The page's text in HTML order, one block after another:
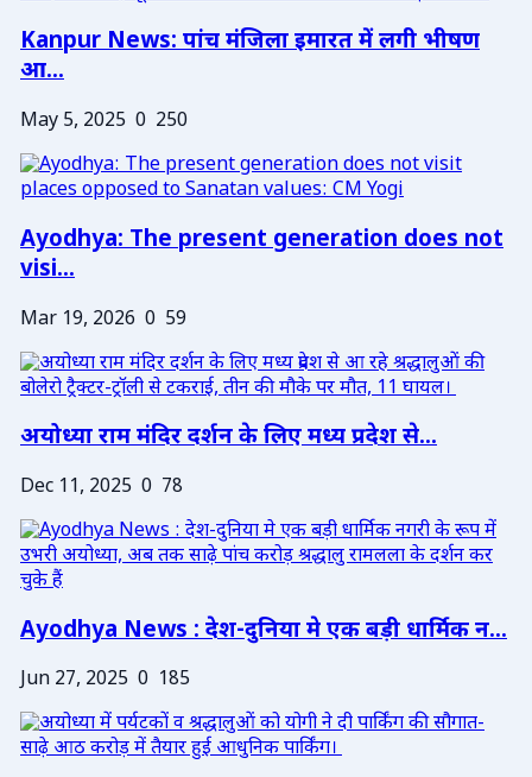
Kanpur News: पांच मंजिला इमारत में लगी भीषण
आ...
May 5, 2025 0 250
Ayodhya: The present generation does not
visi...
Mar 19, 2026 0 59
अयोध्या राम मंदिर दर्शन के लिए मध्य प्रदेश से...
Dec 11, 2025 0 78
Ayodhya News : देश-दुनिया मे एक बड़ी धार्मिक न...
Jun 27, 2025 0 185